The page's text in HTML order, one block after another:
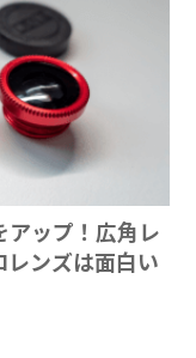
アップ！広角レ
ンズは面白い